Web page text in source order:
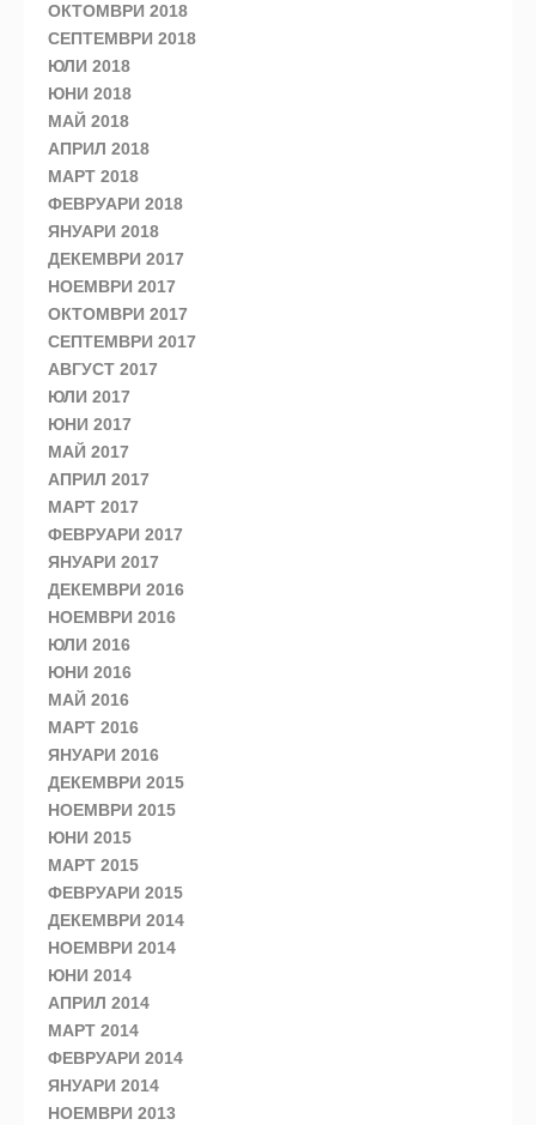
ОКТОМВРИ 2018
СЕПТЕМВРИ 2018
ЮЛИ 2018
ЮНИ 2018
МАЙ 2018
АПРИЛ 2018
МАРТ 2018
ФЕВРУАРИ 2018
ЯНУАРИ 2018
ДЕКЕМВРИ 2017
НОЕМВРИ 2017
ОКТОМВРИ 2017
СЕПТЕМВРИ 2017
АВГУСТ 2017
ЮЛИ 2017
ЮНИ 2017
МАЙ 2017
АПРИЛ 2017
МАРТ 2017
ФЕВРУАРИ 2017
ЯНУАРИ 2017
ДЕКЕМВРИ 2016
НОЕМВРИ 2016
ЮЛИ 2016
ЮНИ 2016
МАЙ 2016
МАРТ 2016
ЯНУАРИ 2016
ДЕКЕМВРИ 2015
НОЕМВРИ 2015
ЮНИ 2015
МАРТ 2015
ФЕВРУАРИ 2015
ДЕКЕМВРИ 2014
НОЕМВРИ 2014
ЮНИ 2014
АПРИЛ 2014
МАРТ 2014
ФЕВРУАРИ 2014
ЯНУАРИ 2014
НОЕМВРИ 2013